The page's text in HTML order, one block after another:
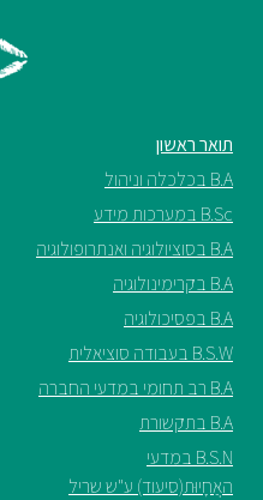
תואר ראשון
B.A בכלכלה וניהול
B.Sc במערכות מידע
B.A בסוציולוגיה ואנתרופולוגיה
B.A בקרימינולוגיה
B.A בפסיכולוגיה
B.S.W בעבודה סוציאלית
B.A רב תחומי במדעי החברה
B.A בתקשורת
B.S.N במדעי
האֲחָיוּת(סיעוד) ע"ש שריל